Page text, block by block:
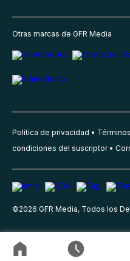
Otras marcas de GFR Media
Política de privacidad
condiciones del suscriptor
©2026 GFR Media, Todos los